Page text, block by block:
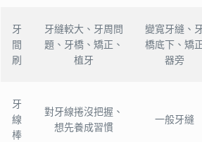
牙
間
刷
牙縫較大、牙周問
題、牙橋、矯正、
植牙
變寬牙縫、
橋底下、矯
器旁
牙
線
棒
對牙線捲沒把握、
想先養成習慣
一般牙縫